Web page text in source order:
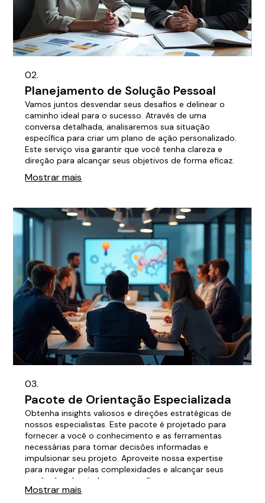
02.
Planejamento de Solução Pessoal
Vamos juntos desvendar seus desafios e delinear o
caminho ideal para o sucesso. Através de uma
conversa detalhada, analisaremos sua situação
específica para criar um plano de ação personalizado.
Este serviço visa garantir que você tenha clareza e
direção para alcançar seus objetivos de forma eficaz.
Mostrar mais
03.
Pacote de Orientação Especializada
Obtenha insights valiosos e direções estratégicas de
nossos especialistas. Este pacote é projetado para
fornecer a você o conhecimento e as ferramentas
necessárias para tomar decisões informadas e
impulsionar seu projeto. Aproveite nossa expertise
para navegar pelas complexidades e alcançar seus
resultados desejados com confiança.
Mostrar mais